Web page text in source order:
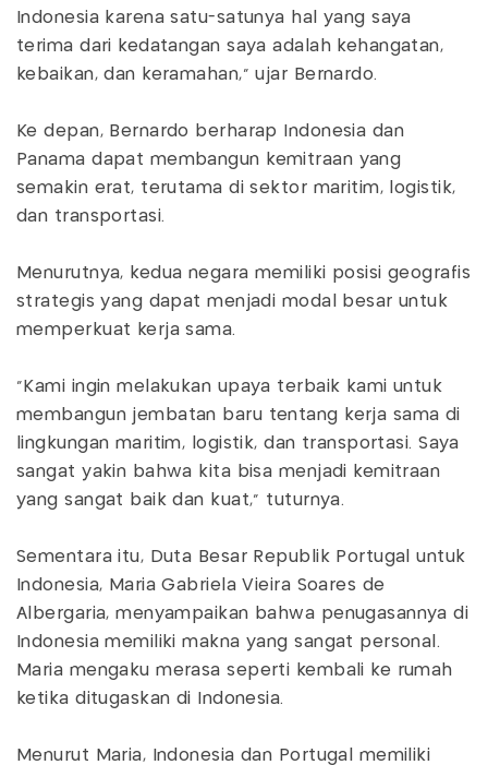
Indonesia karena satu-satunya hal yang saya
terima dari kedatangan saya adalah kehangatan,
kebaikan, dan keramahan,” ujar Bernardo.
Ke depan, Bernardo berharap Indonesia dan
Panama dapat membangun kemitraan yang
semakin erat, terutama di sektor maritim, logistik,
dan transportasi.
Menurutnya, kedua negara memiliki posisi geografis
strategis yang dapat menjadi modal besar untuk
memperkuat kerja sama.
“Kami ingin melakukan upaya terbaik kami untuk
membangun jembatan baru tentang kerja sama di
lingkungan maritim, logistik, dan transportasi. Saya
sangat yakin bahwa kita bisa menjadi kemitraan
yang sangat baik dan kuat,” tuturnya.
Sementara itu, Duta Besar Republik Portugal untuk
Indonesia, Maria Gabriela Vieira Soares de
Albergaria, menyampaikan bahwa penugasannya di
Indonesia memiliki makna yang sangat personal.
Maria mengaku merasa seperti kembali ke rumah
ketika ditugaskan di Indonesia.
Menurut Maria, Indonesia dan Portugal memiliki